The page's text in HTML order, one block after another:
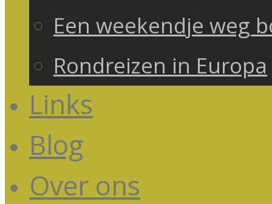
Een weekendje weg
Rondreizen in Europa
Links
Blog
Over ons